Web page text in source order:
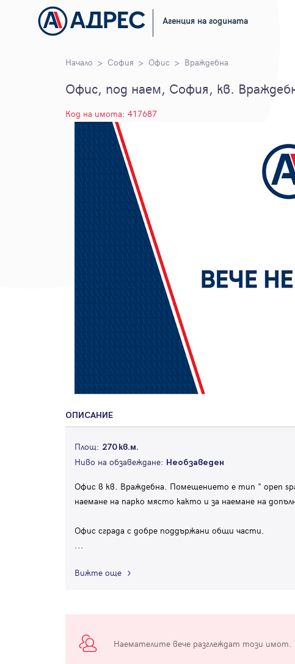
Агенция на годината
Начало София Офис Враждебна
Офис, под наем, София, кв.
Код на имота: 417687
ОПИСАНИЕ
Площ: 270 кв.м.
Ниво на обзавеждане: Необзаведен
Офис в кв. Враждебна. Помещението е тип " open
наемане на парко място както и за наемане на
Офис сграда с добре поддържани общи части.
...
Вижте още
Наемателите вече разглеждат този имот.